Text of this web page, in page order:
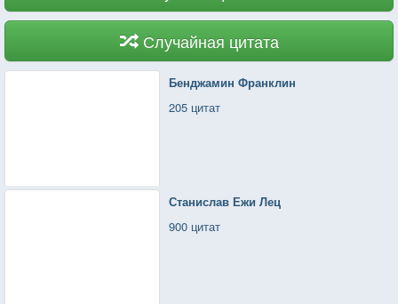
Случайная цитата
Бенджамин Франклин
205 цитат
Станислав Ежи Лец
900 цитат